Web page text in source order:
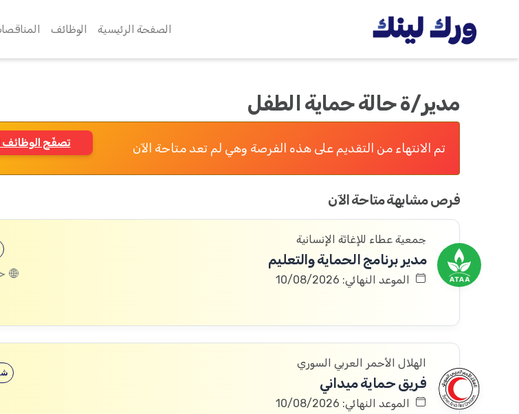
الصفحة الرئيسية الوظائف
مدير/ة حالة حماية الطفل
تم الانتهاء من التقديم على هذه الفرصة وهي لم تعد متاحة الآن تصفّح الوظائف
فرص مشابهة متاحة الآن
جمعية عطاء للإغاثة الإنسانية
مدير برنامج الحماية والتعليم
الموعد النهائي: 10/08/2026
الهلال الأحمر العربي السوري
فريق حماية ميداني
الموعد النهائي: 10/08/2026